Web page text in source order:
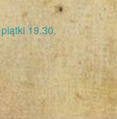
19.30.